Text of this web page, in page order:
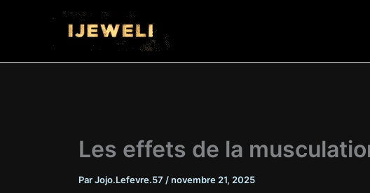
Les effets de la
ParJojo.Lefevre.57 /novembre 21, 2025